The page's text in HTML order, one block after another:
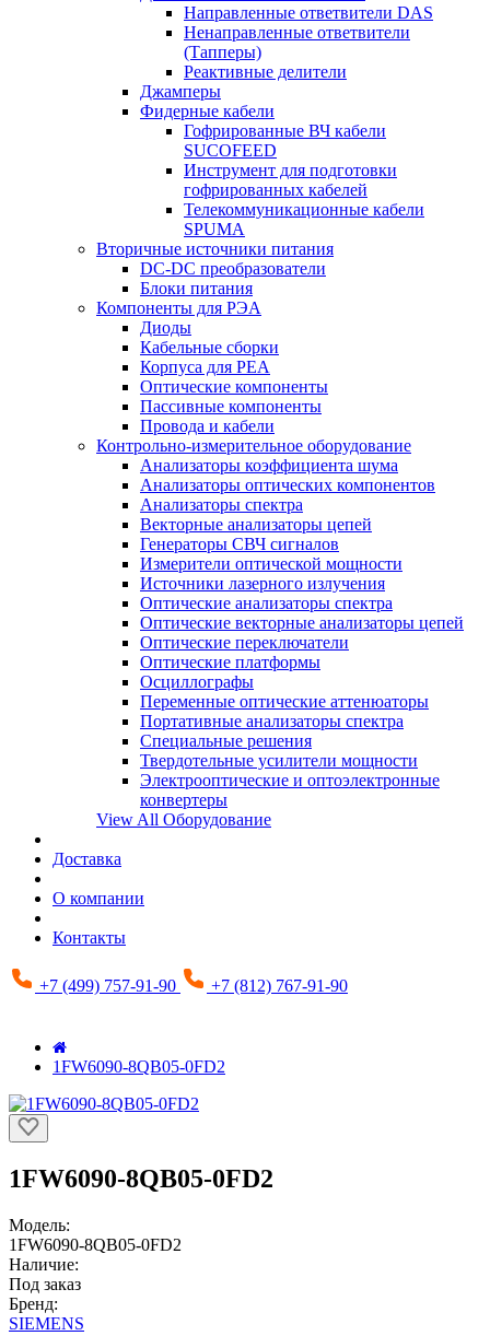
Направленные ответвители DAS
Ненаправленные ответвители
(Тапперы)
Реактивные делители
Джамперы
Фидерные кабели
Гофрированные ВЧ кабели
SUCOFEED
Инструмент для подготовки
гофрированных кабелей
Телекоммуникационные кабели
SPUMA
Вторичные источники питания
DC-DC преобразователи
Блоки питания
Компоненты для РЭА
Диоды
Кабельные сборки
Корпуса для РЕА
Оптические компоненты
Пассивные компоненты
Провода и кабели
Контрольно-измерительное оборудование
Анализаторы коэффициента шума
Анализаторы оптических компонентов
Анализаторы спектра
Векторные анализаторы цепей
Генераторы СВЧ сигналов
Измерители оптической мощности
Источники лазерного излучения
Оптические анализаторы спектра
Оптические векторные анализаторы цепей
Оптические переключатели
Оптические платформы
Осциллографы
Переменные оптические аттенюаторы
Портативные анализаторы спектра
Специальные решения
Твердотельные усилители мощности
Электрооптические и оптоэлектронные
конвертеры
View All Оборудование
Доставка
О компании
Контакты
+7 (499) 757-91-90 +7 (812) 767-91-90
1FW6090-8QB05-0FD2
1FW6090-8QB05-0FD2
Модель:
1FW6090-8QB05-0FD2
Наличие:
Под заказ
Бренд:
SIEMENS